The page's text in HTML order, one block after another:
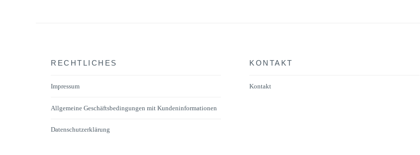
RECHTLICHES
Impressum
Allgemeine Geschäftsbedingungen mit Kundeninformationen
Datenschutzerklärung
KONTAKT
Kontakt